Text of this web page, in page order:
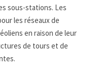
sous-stations. Les
les réseaux de
en raison de leur
de tours et de